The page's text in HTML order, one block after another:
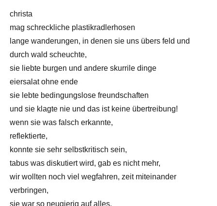
christa
mag schreckliche plastikradlerhosen
lange wanderungen, in denen sie uns übers feld und
durch wald scheuchte,
sie liebte burgen und andere skurrile dinge
eiersalat ohne ende
sie lebte bedingungslose freundschaften
und sie klagte nie und das ist keine übertreibung!
wenn sie was falsch erkannte,
reflektierte,
konnte sie sehr selbstkritisch sein,
tabus was diskutiert wird, gab es nicht mehr,
wir wollten noch viel wegfahren, zeit miteinander
verbringen,
sie war so neugierig auf alles,